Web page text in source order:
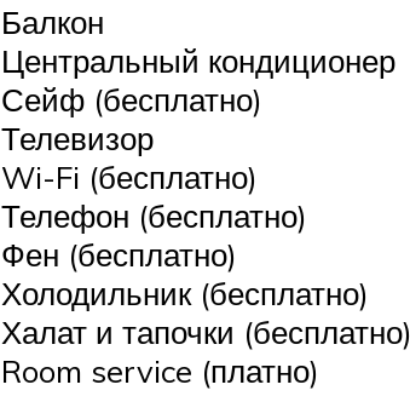
Балкон
Центральный кондиционер
Сейф (бесплатно)
Телевизор
Wi-Fi (бесплатно)
Телефон (бесплатно)
Фен (бесплатно)
Холодильник (бесплатно)
Халат и тапочки (бесплатно)
Room service (платно)